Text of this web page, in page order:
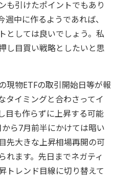
も引けたポイントでもあり
中に作るようであれば、
としては良いでしょう。私
し目買い戦略としたいと思
現物ETFの取引開始日等が報
タイミングと合わさってイ
目も作らずに上昇する可能
ら7月前半にかけては暗い
先大きな上昇相場再開の可
れます。先日までネガティ
トレンド目線に切り替えて